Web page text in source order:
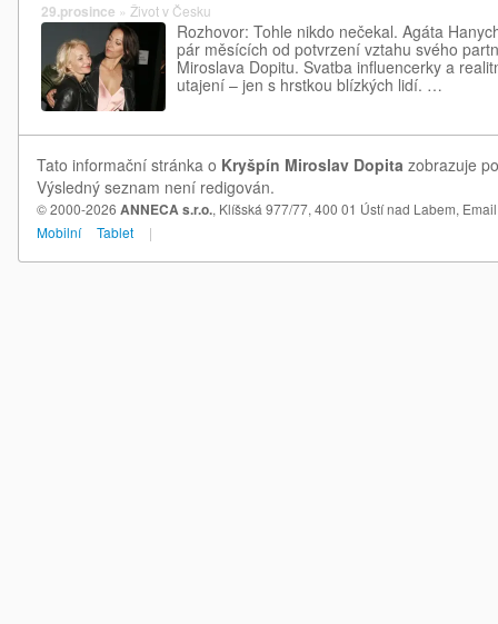
29.prosince » Život v Česku
Rozhovor: Tohle nikdo nečekal. Agáta
pár měsících od potvrzení vztahu svého
Miroslava Dopitu. Svatba influencerky a
utajení –⁠ jen s hrstkou blízkých lidí. …
Tato informační stránka o Kryšpín Miroslav Dopita zobrazuje
Výsledný seznam není redigován.
© 2000-2026 ANNECA s.r.o., Klíšská 977/77, 400 01 Ústí nad Labem,
Mobilní
Tablet |